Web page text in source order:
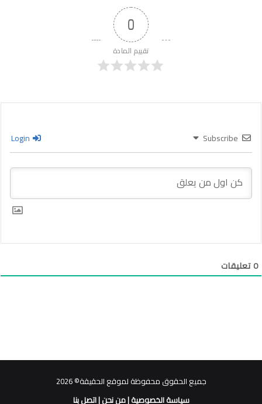
0
تقييم المادة
Subscribe
0تعليقات
جميع الحقوق محفوظة لموقع الحقيقة© 2026
سياسة الخصوصية|من نحن|اتصل بنا